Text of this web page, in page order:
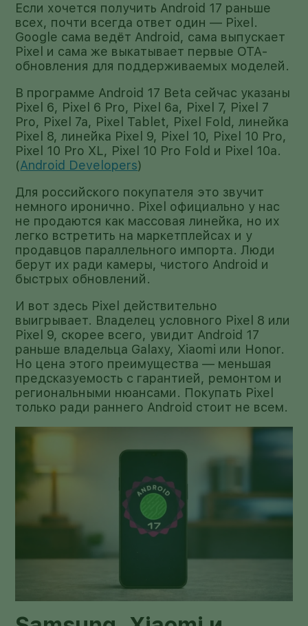
Если хочется получить Android 17 раньше
всех, почти всегда ответ один — Pixel.
Google сама ведёт Android, сама выпускает
Pixel и сама же выкатывает первые OTA-
обновления для поддерживаемых моделей.
В программе Android 17 Beta сейчас указаны
Pixel 6, Pixel 6 Pro, Pixel 6a, Pixel 7, Pixel 7
Pro, Pixel 7a, Pixel Tablet, Pixel Fold, линейка
Pixel 8, линейка Pixel 9, Pixel 10, Pixel 10 Pro,
Pixel 10 Pro XL, Pixel 10 Pro Fold и Pixel 10a.
(Android Developers)
Для российского покупателя это звучит
немного иронично. Pixel официально у нас
не продаются как массовая линейка, но их
легко встретить на маркетплейсах и у
продавцов параллельного импорта. Люди
берут их ради камеры, чистого Android и
быстрых обновлений.
И вот здесь Pixel действительно
выигрывает. Владелец условного Pixel 8 или
Pixel 9, скорее всего, увидит Android 17
раньше владельца Galaxy, Xiaomi или Honor.
Но цена этого преимущества — меньшая
предсказуемость с гарантией, ремонтом и
региональными нюансами. Покупать Pixel
только ради раннего Android стоит не всем.